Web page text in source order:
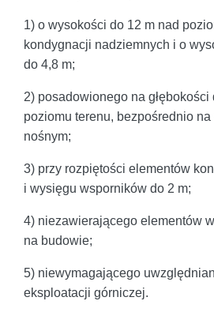
1) o wysokości do 12 m nad
kondygnacji nadziemnych i o
do 4,8 m;
2) posadowionego na głębokości
poziomu terenu, bezpośrednio
nośnym;
3) przy rozpiętości elementów
i wysięgu wsporników do 2 m;
4) niezawierającego elementów
na budowie;
5) niewymagającego
eksploatacji górniczej.